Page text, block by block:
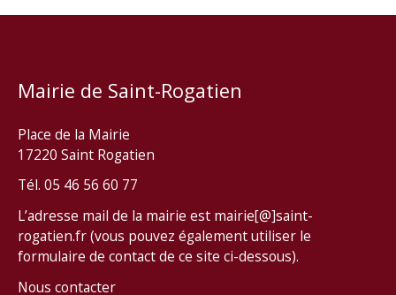
Mairie de Saint-Rogatien
Place de la Mairie
17220 Saint Rogatien
Tél. 05 46 56 60 77
L’adresse mail de la mairie est mairie[@]saint-
rogatien.fr (vous pouvez également utiliser le
formulaire de contact de ce site ci-dessous).
Nous contacter